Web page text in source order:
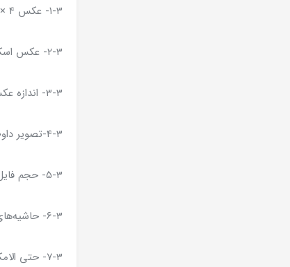
۱-۳- عکس ۴ × ۳ که در سال جاری گرفته شده باشد (عکس تمام رخ)
۲-۳- عکس اسکن شده فقط باید با فرمت JPG باشد.
۳-۳- اندازه عکس اسکن شده باید حداکثر ۴۰۰×۳۰۰ پیکسل و حداقل ۳۰۰ × ۲۰۰ باشد.
۴-۳-تصویر داوطلب باید واضح ، مشخص و فاقد اثر مهر، منگنه و هرگونه لکه باشد.
۵-۳- حجم فایل ذخیره شده عکس نباید از ۷۰ کیلو بایت بیشتر باشد.
۶-۳- حاشیه‌های زاید عکس اسکن شده باید حذف شده باشد.
۷-۳- حتی الامکان عکس ، رنگی و دارای زمینه سفید باشد.